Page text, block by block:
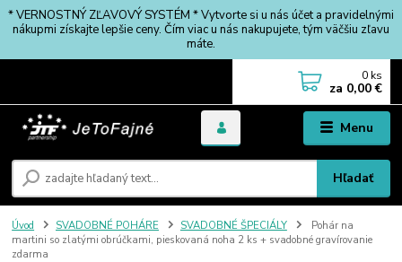
* VERNOSTNÝ ZĽAVOVÝ SYSTÉM * Vytvorte si u nás účet a pravidelnými
nákupmi získajte lepšie ceny. Čím viac u nás nakupujete, tým väčšiu zľavu
máte.
Menu
Hľadať
0 ks
za 0,00 €
Úvod SVADOBNÉ POHÁRE SVADOBNÉ ŠPECIÁLY
Pohár na
martini so zlatými obrúčkami, pieskovaná noha 2 ks + svadobné gravírovanie
zdarma